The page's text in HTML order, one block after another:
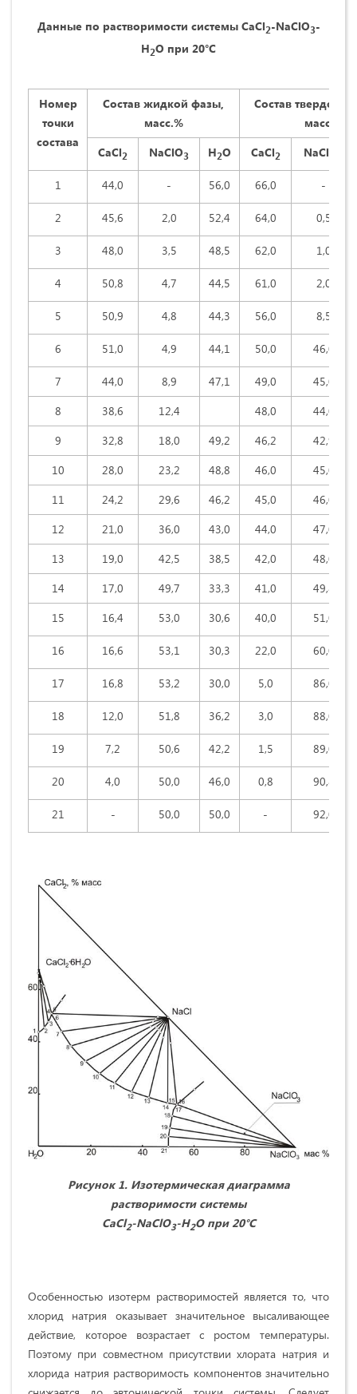
Данные по растворимости системы CaCl2-NaClO3-
H2O при 20°С
Номер
точки
состава
Состав жидкой фазы,
масс.%
Состав твердого
масс.%
CaCl2 NaClO3 H2O CaCl2 NaClO
1 44,0 - 56,0 66,0 -
2 45,6 2,0 52,4 64,0 0,5
3 48,0 3,5 48,5 62,0 1,0
4 50,8 4,7 44,5 61,0 2,0
5 50,9 4,8 44,3 56,0 8,5
6 51,0 4,9 44,1 50,0 46,0
7 44,0 8,9 47,1 49,0
45,0
8
38,6 12,4 48,0
44,0
9
32,8 18,0 49,2 46,2
42,9
10
28,0 23,2 48,8 46,0
45,0
11
24,2 29,6 46,2 45,0
46,0
12
21,0 36,0 43,0 44,0
47,0
13
19,0 42,5 38,5 42,0
48,0
14
17,0 49,7 33,3 41,0
49,8
15
16,4 53,0 30,6 40,0 51,0
16 16,6 53,1 30,3 22,0 60,0
17 16,8 53,2 30,0 5,0 86,0
18 12,0 51,8 36,2 3,0 88,0
19 7,2 50,6 42,2 1,5 89,0
20 4,0 50,0 46,0 0,8 90,8
21 - 50,0 50,0 - 92,0
Рисунок 1. Изотермическая диаграмма
растворимости системы
CaCl2-NaClO3-H2Oпри 20°С
Особенностью изотерм растворимостей является то, что
хлорид натрия оказывает значительное высаливающее
действие, которое возрастает с ростом температуры.
Поэтому при совместном присутствии хлората натрия и
хлорида натрия растворимость компонентов значительно